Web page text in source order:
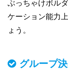
ぶっちゃけボル
ケーション能力
ょう。
グループ